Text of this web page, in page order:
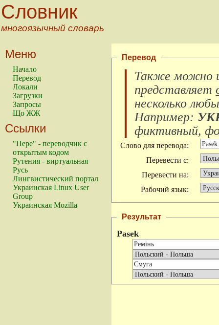
Словник
многоязычный словарь
Меню
Начало
Перевод
Локали
Загрузки
Запросы
Що ЖЖ
Ссылки
"Пере" - переводчик с
открытым кодом
Рутения - виртуальная
Русь
Лингвистический портал
Украинская Linux User
Group
Украинская Mozilla
Перевод
Также можно
представляет
несколько
Например:
фиктивный,
Слово для перевода:
Перевести с:
Перевести на:
Рабочий язык:
Результат
Pasek